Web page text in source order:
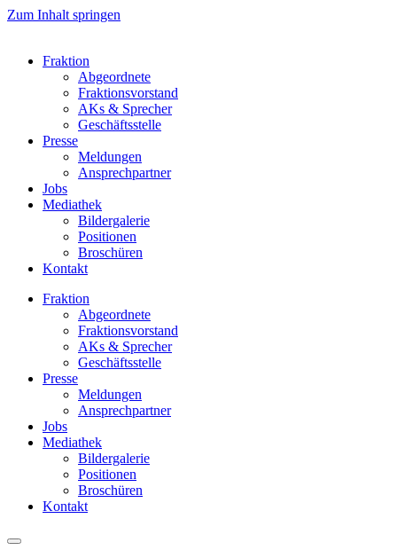
Zum Inhalt springen
Fraktion
Abgeordnete
Fraktions­vorstand
AKs & Sprecher
Geschäftsstelle
Presse
Meldungen
Ansprechpartner
Jobs
Mediathek
Bildergalerie
Positionen
Broschüren
Kontakt
Fraktion
Abgeordnete
Fraktions­vorstand
AKs & Sprecher
Geschäftsstelle
Presse
Meldungen
Ansprechpartner
Jobs
Mediathek
Bildergalerie
Positionen
Broschüren
Kontakt